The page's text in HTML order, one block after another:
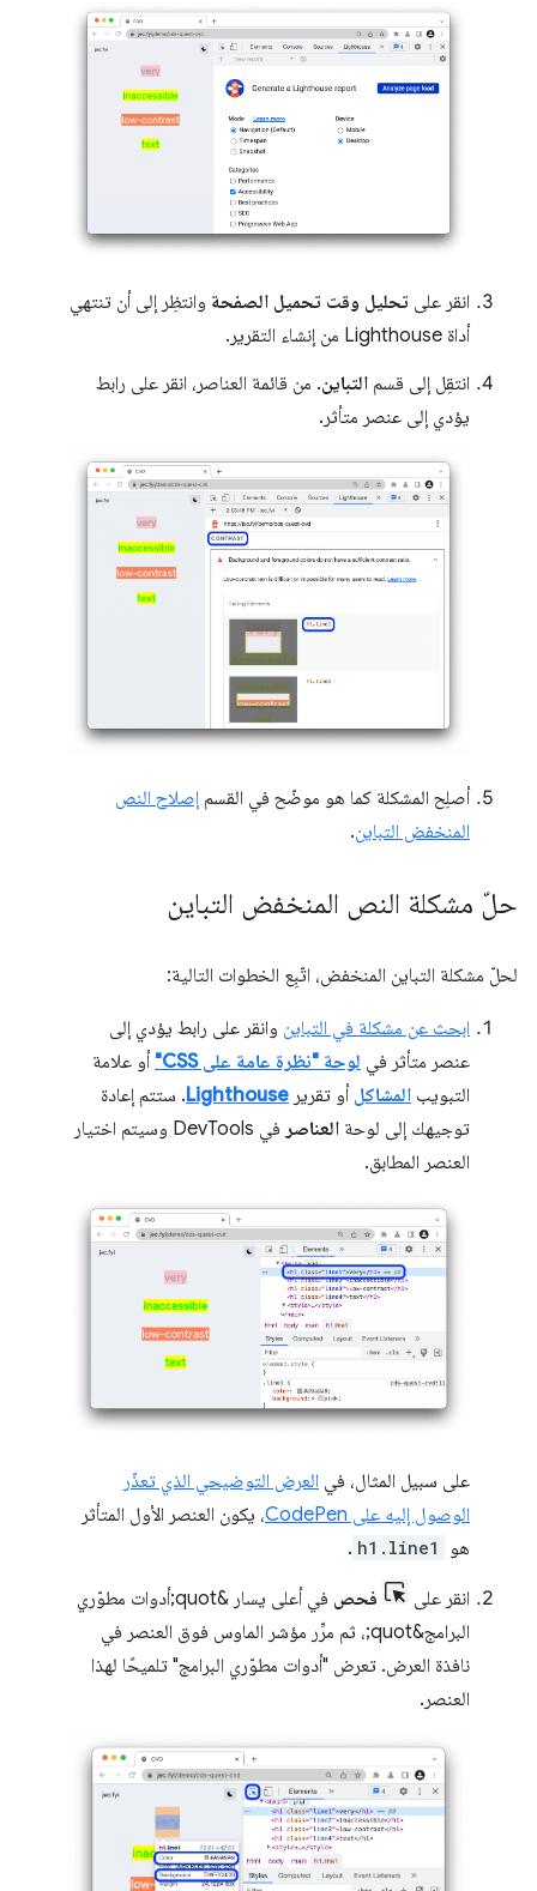
انقر على تحليل وقت تحميل الصفحة وانتظِر إلى أن تنتهي
أداة Lighthouse من إنشاء التقرير.
انتقِل إلى قسم التباين. من قائمة العناصر، انقر على رابط
يؤدي إلى عنصر متأثر.
أصلِح المشكلة كما هو موضّح في القسم إصلاح النص
المنخفض التباين.
حلّ مشكلة النص المنخفض التباين
لحلّ مشكلة التباين المنخفض، اتّبِع الخطوات التالية:
ابحث عن مشكلة في التباين وانقر على رابط يؤدي إلى
عنصر متأثر في لوحة "نظرة عامة على CSS"
أو علامة
التبويب المشاكل أو تقرير Lighthouse. ستتم إعادة
توجيهك إلى لوحة العناصر
في DevTools وسيتم اختيار
العنصر المطابق.
على سبيل المثال، في العرض التوضيحي الذي تعذّر
الوصول إليه على CodePen
، يكون العنصر الأول المتأثر
هو
h1.line1
.
انقر على فحص
في أعلى يسار &quot;أدوات مطوّري
البرامج&quot;، ثم مرِّر مؤشر الماوس فوق العنصر في
نافذة العرض. تعرض "أدوات مطوّري البرامج" تلميحًا لهذا
العنصر.